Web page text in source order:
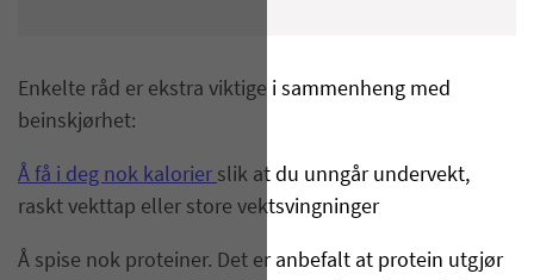
Enkelte råd er ekstra viktige i sammenheng med
beinskjørhet:
Å få i deg nok kalorier slik at du unngår undervekt,
raskt vekttap eller store vektsvingninger
Å spise nok proteiner. Det er anbefalt at protein utgjør